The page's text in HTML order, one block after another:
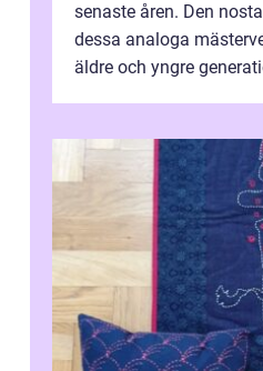
senaste åren. Den
dessa analoga
äldre och yngre